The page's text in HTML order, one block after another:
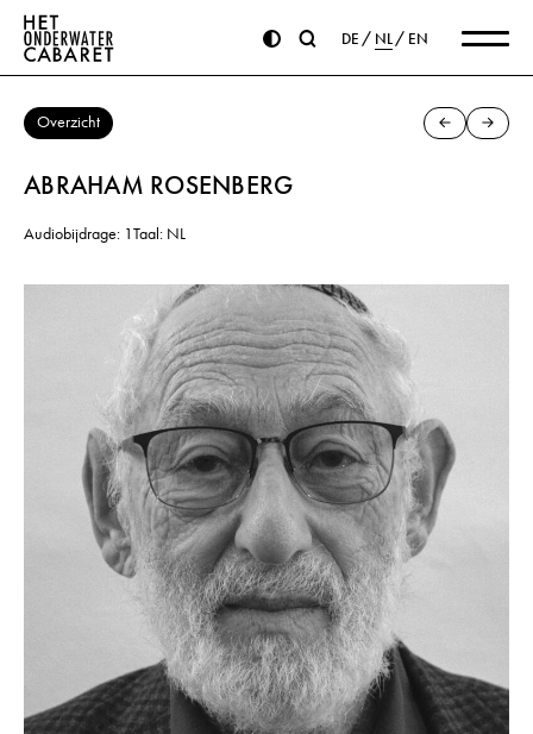
DE NL EN
Overzicht
ABRAHAM ROSENBERG
Audiobijdrage: 1Taal: NL